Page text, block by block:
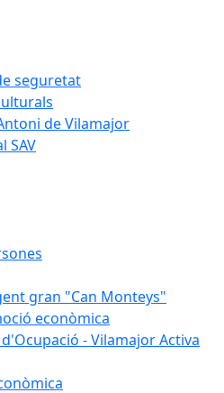
seguretat
de Vilamajor
SAV
gran "Can Monteys"
econòmica
- Vilamajor Activa